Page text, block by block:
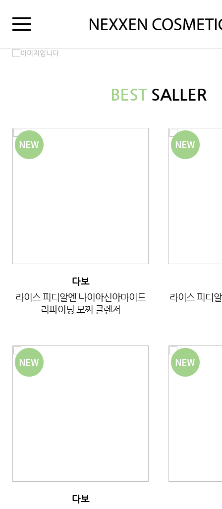
BESTSALLER
다보
라이스 피디알엔 나이아신아마이드
리파이닝 모찌 클렌저
라이스 피디
다보